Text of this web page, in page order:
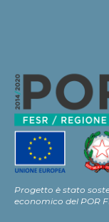
Progetto è stato
economico del POR